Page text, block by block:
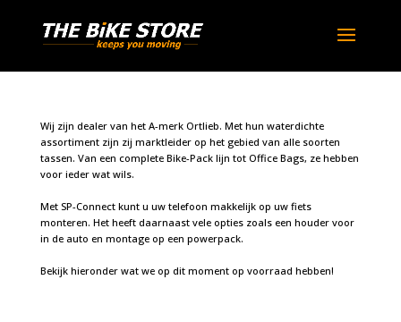
Wij zijn dealer van het A-merk Ortlieb. Met hun waterdichte
assortiment zijn zij marktleider op het gebied van alle soorten
tassen. Van een complete Bike-Pack lijn tot Office Bags, ze hebben
voor ieder wat wils.
Met SP-Connect kunt u uw telefoon makkelijk op uw fiets
monteren. Het heeft daarnaast vele opties zoals een houder voor
in de auto en montage op een powerpack.
Bekijk hieronder wat we op dit moment op voorraad hebben!